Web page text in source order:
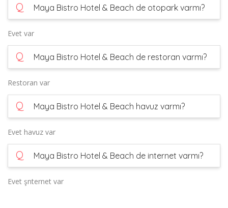
Q Maya Bistro Hotel & Beach de otopark varmı?
Evet var
Q Maya Bistro Hotel & Beach de restoran varmı?
Restoran var
Q Maya Bistro Hotel & Beach havuz varmı?
Evet havuz var
Q Maya Bistro Hotel & Beach de internet varmı?
Evet şnternet var